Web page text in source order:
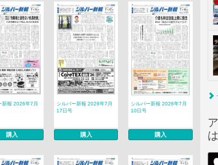
新報 2026年7月
購入
シルバー新報 2026年7月
17日号
購入
シルバー新報 2026年7月
10日号
購入